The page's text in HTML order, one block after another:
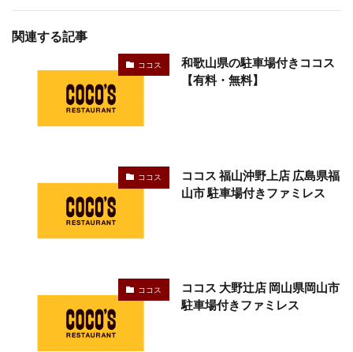
関連する記事
ココス
和歌山県の駐車場付きココス
【有料・無料】
ココス
ココス 福山沖野上店 広島県福
山市 駐車場付きファミレス
ココス
ココス 大野辻店 岡山県岡山市
駐車場付きファミレス